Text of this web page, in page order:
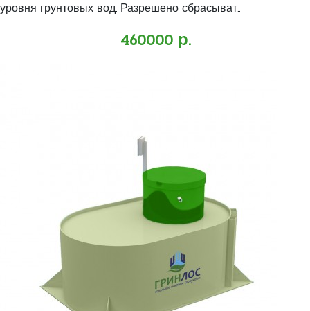
уровня грунтовых вод. Разрешено сбрасыват..
460000 р.